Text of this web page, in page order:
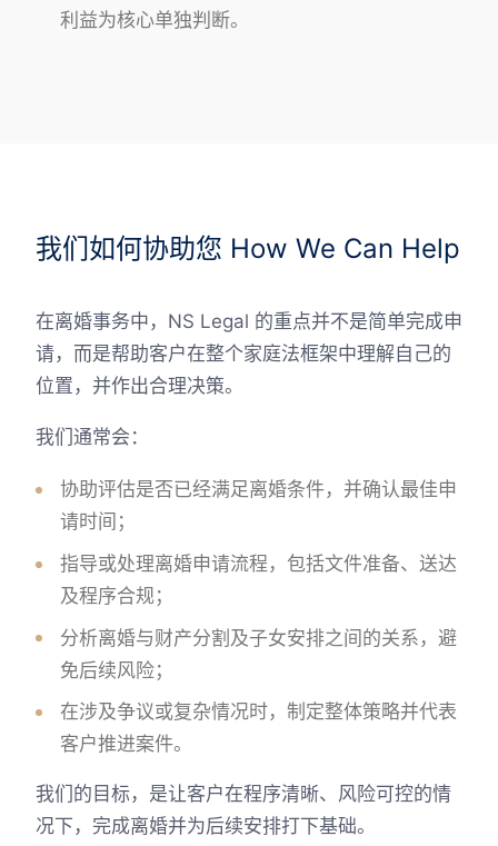
利益为核心单独判断。
我们如何协助您 How We Can Help
在离婚事务中，NS Legal 的重点并不是简单完成申
请，而是帮助客户在整个家庭法框架中理解自己的
位置，并作出合理决策。
我们通常会：
协助评估是否已经满足离婚条件，并确认最佳申
请时间；
指导或处理离婚申请流程，包括文件准备、送达
及程序合规；
分析离婚与财产分割及子女安排之间的关系，避
免后续风险；
在涉及争议或复杂情况时，制定整体策略并代表
客户推进案件。
我们的目标，是让客户在程序清晰、风险可控的情
况下，完成离婚并为后续安排打下基础。